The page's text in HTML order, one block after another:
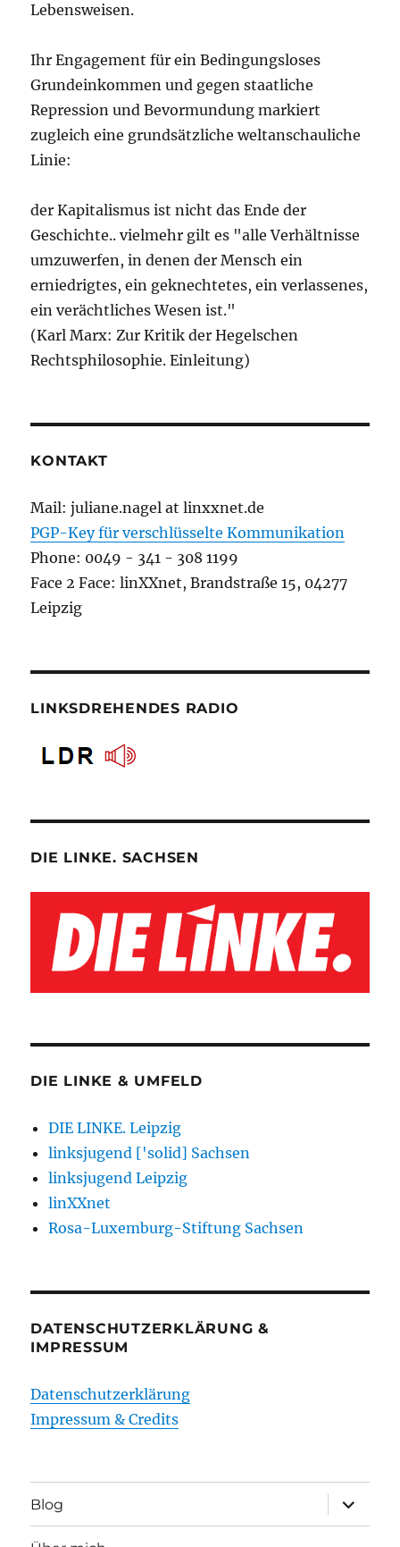
Lebensweisen.
Ihr Engagement für ein Bedingungsloses
Grundeinkommen und gegen staatliche
Repression und Bevormundung markiert
zugleich eine grundsätzliche weltanschauliche
Linie:
der Kapitalismus ist nicht das Ende der
Geschichte.. vielmehr gilt es "alle Verhältnisse
umzuwerfen, in denen der Mensch ein
erniedrigtes, ein geknechtetes, ein verlassenes,
ein verächtliches Wesen ist."
(Karl Marx: Zur Kritik der Hegelschen
Rechtsphilosophie. Einleitung)
KONTAKT
Mail: juliane.nagel at linxxnet.de
PGP-Key für verschlüsselte Kommunikation
Phone: 0049 - 341 - 308 1199
Face 2 Face: linXXnet, Brandstraße 15, 04277
Leipzig
LINKSDREHENDES RADIO
DIE LINKE. SACHSEN
DIE LINKE & UMFELD
DIE LINKE. Leipzig
linksjugend ['solid] Sachsen
linksjugend Leipzig
linXXnet
Rosa-Luxemburg-Stiftung Sachsen
DATENSCHUTZERKLÄRUNG &
IMPRESSUM
Datenschutzerklärung
Impressum & Credits
Blog
öffnen